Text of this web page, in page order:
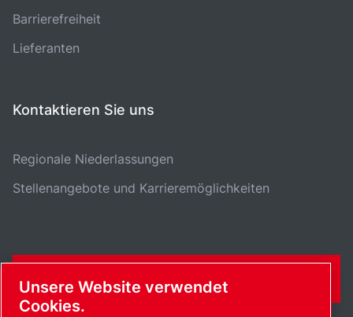
Barrierefreiheit
Lieferanten
Kontaktieren Sie uns
Regionale Niederlassungen
Stellenangebote und Karrieremöglichkeiten
KONTAKTFORMULAR
Unsere Website verwendet
Cookies.